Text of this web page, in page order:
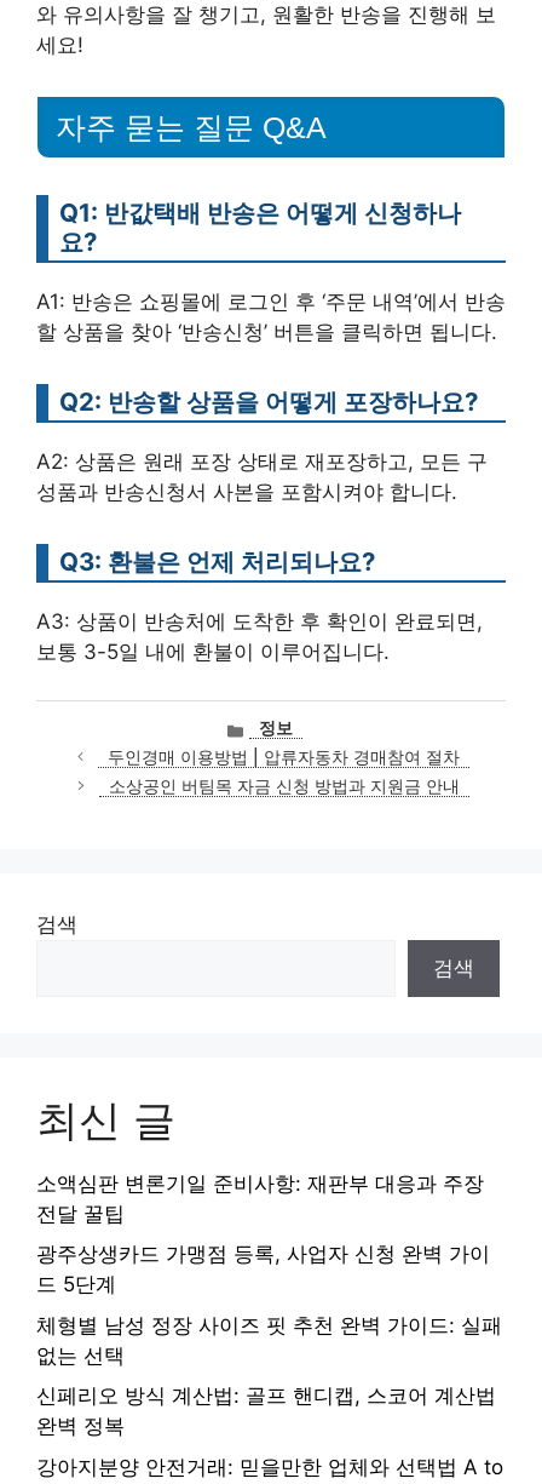
와 유의사항을 잘 챙기고, 원활한 반송을 진행해 보
세요!
자주 묻는 질문 Q&A
Q1: 반값택배 반송은 어떻게 신청하나
요?
A1: 반송은 쇼핑몰에 로그인 후 ‘주문 내역’에서 반송
할 상품을 찾아 ‘반송신청’ 버튼을 클릭하면 됩니다.
Q2: 반송할 상품을 어떻게 포장하나요?
A2: 상품은 원래 포장 상태로 재포장하고, 모든 구
성품과 반송신청서 사본을 포함시켜야 합니다.
Q3: 환불은 언제 처리되나요?
A3: 상품이 반송처에 도착한 후 확인이 완료되면,
보통 3-5일 내에 환불이 이루어집니다.
카
테
고
리
정보
두인경매 이용방법 | 압류자동차 경매참여 절차
소상공인 버팀목 자금 신청 방법과 지원금 안내
검색
검색
최신 글
소액심판 변론기일 준비사항: 재판부 대응과 주장
전달 꿀팁
광주상생카드 가맹점 등록, 사업자 신청 완벽 가이
드 5단계
체형별 남성 정장 사이즈 핏 추천 완벽 가이드: 실패
없는 선택
신페리오 방식 계산법: 골프 핸디캡, 스코어 계산법
완벽 정복
강아지분양 안전거래: 믿을만한 업체와 선택법 A to